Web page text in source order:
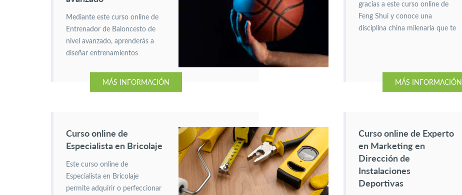
Mediante este curso online de
Entrenador de Baloncesto de
nivel avanzado, aprenderás a
diseñar entrenamientos
fundamentos técnicos, tácticos
MÁS INFORMACIÓN
gracias a este curso online de
Feng Shui y conoce una
disciplina china milenaria que te
MÁS INFORMACIÓN
Curso online de
Especialista en Bricolaje
Este curso online de
Especialista en Bricolaje
permite adquirir o perfeccionar
Curso online de Experto
en Marketing en
Dirección de
Instalaciones
Deportivas